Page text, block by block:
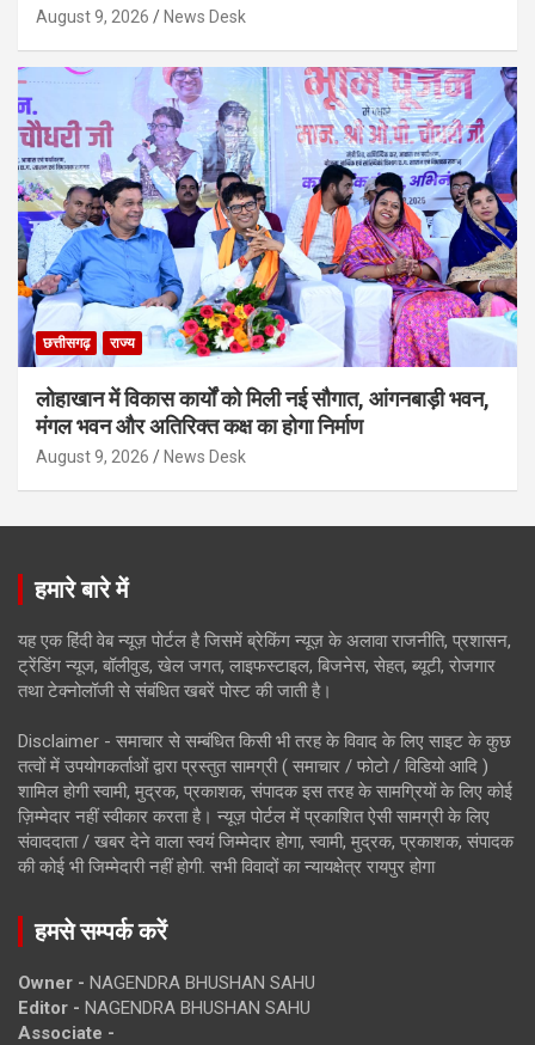
August 9, 2026 News Desk
छत्तीसगढ़ राज्य
लोहाखान में विकास कार्यों को मिली नई सौगात, आंगनबाड़ी भवन,
मंगल भवन और अतिरिक्त कक्ष का होगा निर्माण
August 9, 2026 News Desk
हमारे बारे में
यह एक हिंदी वेब न्यूज़ पोर्टल है जिसमें ब्रेकिंग न्यूज़ के अलावा राजनीति, प्रशासन,
ट्रेंडिंग न्यूज, बॉलीवुड, खेल जगत, लाइफस्टाइल, बिजनेस, सेहत, ब्यूटी, रोजगार
तथा टेक्नोलॉजी से संबंधित खबरें पोस्ट की जाती है।
Disclaimer - समाचार से सम्बंधित किसी भी तरह के विवाद के लिए साइट के कुछ
तत्वों में उपयोगकर्ताओं द्वारा प्रस्तुत सामग्री ( समाचार / फोटो / विडियो आदि )
शामिल होगी स्वामी, मुद्रक, प्रकाशक, संपादक इस तरह के सामग्रियों के लिए कोई
ज़िम्मेदार नहीं स्वीकार करता है। न्यूज़ पोर्टल में प्रकाशित ऐसी सामग्री के लिए
संवाददाता / खबर देने वाला स्वयं जिम्मेदार होगा, स्वामी, मुद्रक, प्रकाशक, संपादक
की कोई भी जिम्मेदारी नहीं होगी. सभी विवादों का न्यायक्षेत्र रायपुर होगा
हमसे सम्पर्क करें
Owner - NAGENDRA BHUSHAN SAHU
Editor - NAGENDRA BHUSHAN SAHU
Associate -